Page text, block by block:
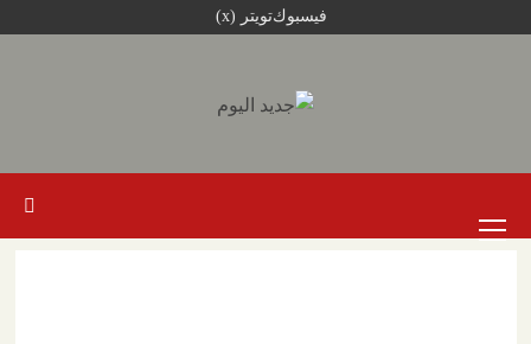
فيسبوكتويتر (x)
الرئيسية